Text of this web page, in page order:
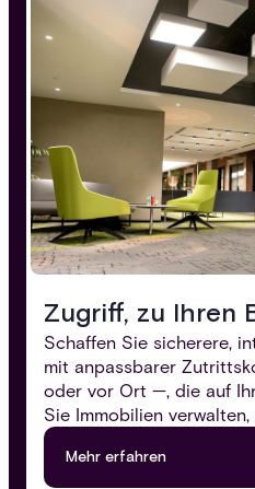
Zugriff, zu Ihren
Schaffen Sie sicherere,
mit anpassbarer
oder vor Ort —, die auf
Sie Immobilien
Mehr erfahren